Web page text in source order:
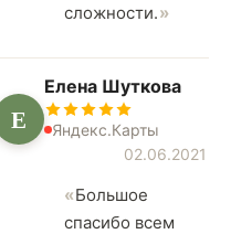
сложности.
Е
Елена Шуткова
Яндекс.Карты
02.06.2021
Большое
спасибо всем